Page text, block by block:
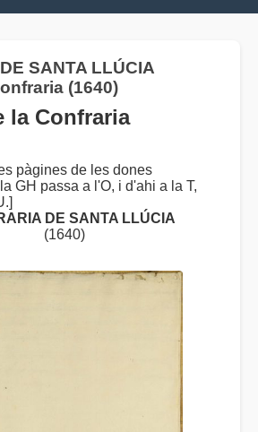
SANTA LLÚCIA
(1640)
la Confraria
pàgines de les dones
GH passa a l'O, i d'ahi a la T,
DE SANTA LLÚCIA
(1640)